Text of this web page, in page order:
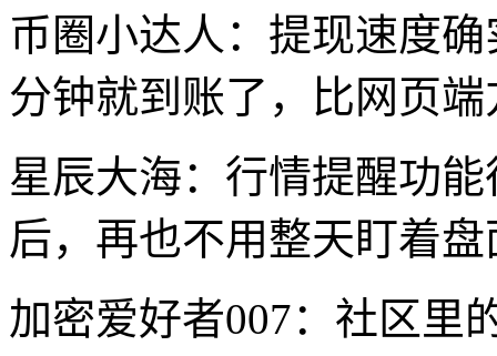
币圈小达人：提现速度
分钟就到账了，比网页
星辰大海：行情提醒功
后，再也不用整天盯着
加密爱好者007：社区里